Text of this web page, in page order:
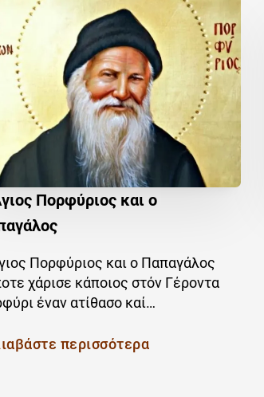
Πορφύριος και ο
Πορφύριος και ο Παπαγάλος
χάρισε κάποιος στόν Γέροντα
έναν ατίθασο καί…
περισσότερα